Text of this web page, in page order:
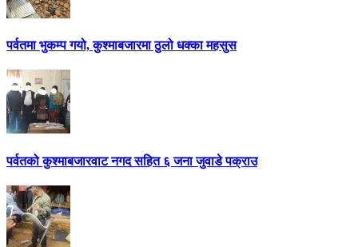
पर्वतमा भुकम्प गयो, कुश्माबजारमा ठुलो धक्का महसुस
पर्वतको कुश्माबजारवाट नगद सहित ६ जना जुवाडे पक्राउ